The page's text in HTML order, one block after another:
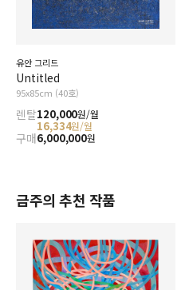
유안 그리드
Untitled
95x85cm (40호)
렌탈120,000원/월
16,334원/월
구매6,000,000원
금주의 추천 작품